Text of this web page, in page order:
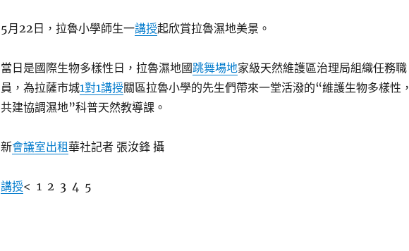
5月22日，拉魯小學師生一講授起欣賞拉魯濕地美景。
當日是國際生物多樣性日，拉魯濕地國跳舞場地家級天然維護區治理局組織任務職
員，為拉薩市城1對1講授關區拉魯小學的先生們帶來一堂活潑的“維護生物多樣性
共建協調濕地”科普天然教導課。
新會議室出租華社記者 張汝鋒 攝
講授< 1 2 3 4 5